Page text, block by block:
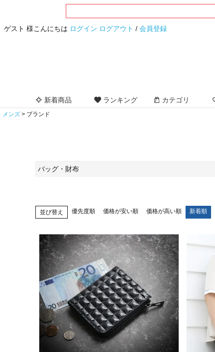
ゲスト 様こんにちは ログイン ログアウト / 会員登録
新着商品 ランキング カテゴリ
メンズ ブランド
バッグ・財布
並び替え 優先度順 価格が安い順 価格が高い順 新着順